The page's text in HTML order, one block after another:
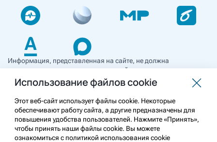
Информация, представленная на сайте, не должна
использоваться для самостоятельной диагностики и лечения
и не может служить заменой очной консультации врача. Перед
применением необходимо ознакомиться
с противопоказаниями препарата. Информация
о лекарственных средствах рецептурного отпуска
предназначена для медицинских и фармацевтических
работников.
Использование файлов cookie
Этот веб-сайт использует файлы cookie. Некоторые
обеспечивают работу сайта, а другие предназначены для
повышения удобства пользователей. Нажмите «Принять»,
чтобы принять наши файлы cookie. Вы можете
ознакомиться с политикой использования cookie